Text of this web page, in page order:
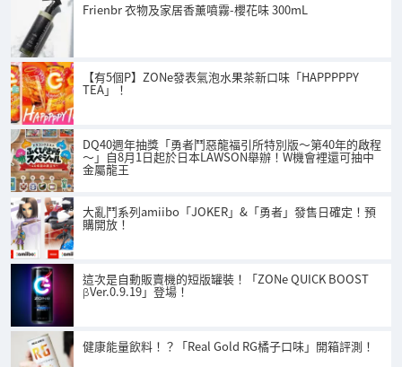
Frienbr 衣物及家居香薰噴霧-櫻花味 300mL
【有5個P】ZONe發表氣泡水果茶新口味「HAPPPPPY
TEA」！
DQ40週年抽獎「勇者鬥惡龍福引所特別版～第40年的啟程
～」自8月1日起於日本LAWSON舉辦！W機會裡還可抽中
金屬龍王
大亂鬥系列amiibo「JOKER」&「勇者」發售日確定！預
購開放！
這次是自動販賣機的短版罐裝！「ZONe QUICK BOOST
βVer.0.9.19」登場！
健康能量飲料！？「Real Gold RG橘子口味」開箱評測！